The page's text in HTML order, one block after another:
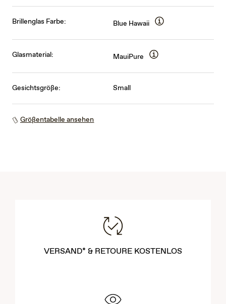
Brillenglas Farbe: Blue Hawaii
Glasmaterial: MauiPure
Gesichtsgröße: Small
Größentabelle ansehen
VERSAND* & RETOURE KOSTENLOS